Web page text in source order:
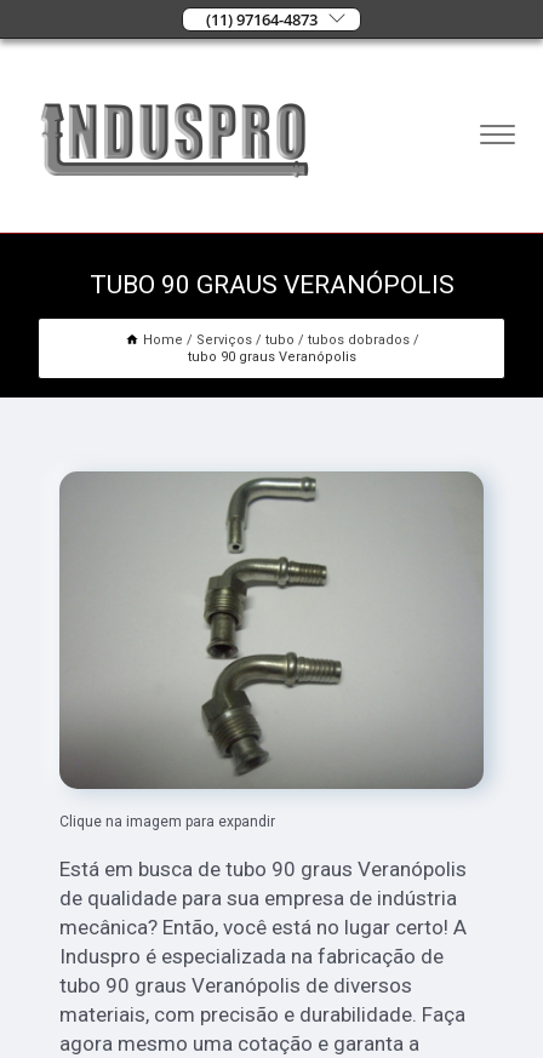
(11) 97164-4873
TUBO 90 GRAUS VERANÓPOLIS
Home Serviços tubo
tubos dobrados
tubo 90 graus Veranópolis
Clique na imagem para expandir
Está em busca de tubo 90 graus Veranópolis
de qualidade para sua empresa de indústria
mecânica? Então, você está no lugar certo! A
Induspro é especializada na fabricação de
tubo 90 graus Veranópolis de diversos
materiais, com precisão e durabilidade. Faça
agora mesmo uma cotação e garanta a